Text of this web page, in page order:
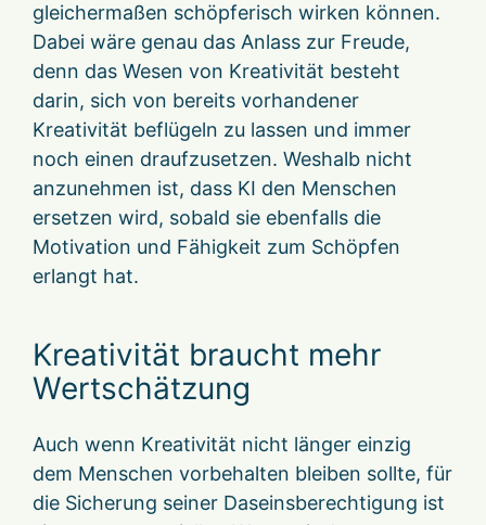
gleichermaßen schöpferisch wirken können.
Dabei wäre genau das Anlass zur Freude,
denn das Wesen von Kreativität besteht
darin, sich von bereits vorhandener
Kreativität beflügeln zu lassen und immer
noch einen draufzusetzen. Weshalb nicht
anzunehmen ist, dass KI den Menschen
ersetzen wird, sobald sie ebenfalls die
Motivation und Fähigkeit zum Schöpfen
erlangt hat.
Kreativität braucht mehr
Wertschätzung
Auch wenn Kreativität nicht länger einzig
dem Menschen vorbehalten bleiben sollte, für
die Sicherung seiner Daseinsberechtigung ist